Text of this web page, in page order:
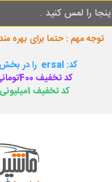
کنید .
کد: ersal را در بخش " کدتخفیف دارید؟ " وارد کنید.
کد تخفیف 400تومانی خرید بالای 6میلیون: mrda
کد تخفیف 1میلیونی خرید بالای 15میلیون: dlsw